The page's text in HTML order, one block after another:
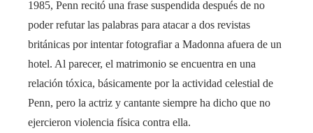
1985, Penn recitó una frase suspendida después de no
poder refutar las palabras para atacar a dos revistas
británicas por intentar fotografiar a Madonna afuera de un
hotel. Al parecer, el matrimonio se encuentra en una
relación tóxica, básicamente por la actividad celestial de
Penn, pero la actriz y cantante siempre ha dicho que no
ejercieron violencia física contra ella.